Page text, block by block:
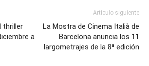
thriller
a
Artículo siguiente
La Mostra de Cinema Italià de
Barcelona anuncia los 11
largometrajes de la 8ª edición